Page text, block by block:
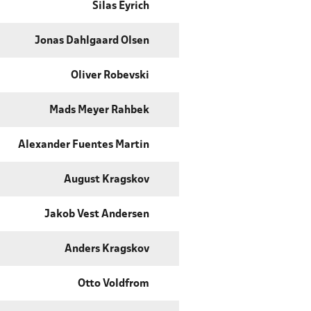
Silas Eyrich
Jonas Dahlgaard Olsen
Oliver Robevski
Mads Meyer Rahbek
Alexander Fuentes Martin
August Kragskov
Jakob Vest Andersen
Anders Kragskov
Otto Voldfrom